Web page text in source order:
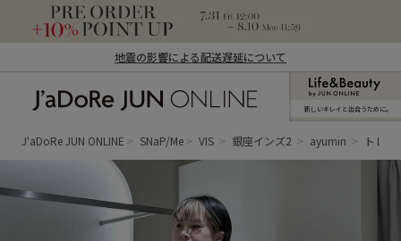
地震の影響による配送遅延について
ン オンライン）
新しいキレイと出合うために。
J'aDoRe JUN ONLINE SNaP/Me VIS 銀座インズ2 ayumin トレ